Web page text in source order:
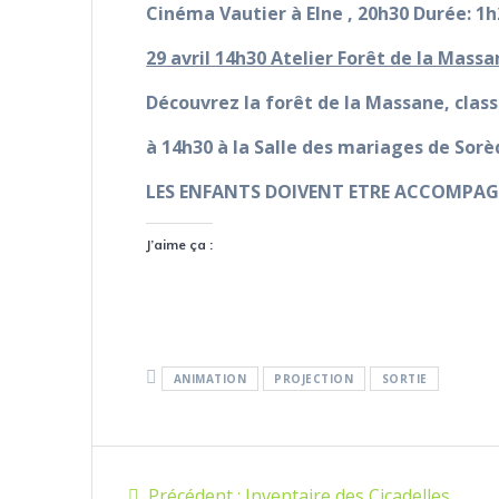
Cinéma Vautier à Elne , 20h30 Durée:
29 avril 14h30Atelier Forêt de la
Découvrez la forêt de la Massane,
à 14h30 à la Salle des mariages de
LES ENFANTS DOIVENT ETRE
J’aime ça :
ANIMATION PROJECTION SORTIE